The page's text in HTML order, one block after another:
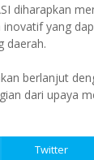
diharapkan
yang
daerah.
berlanjut
dari upaya
Twitter